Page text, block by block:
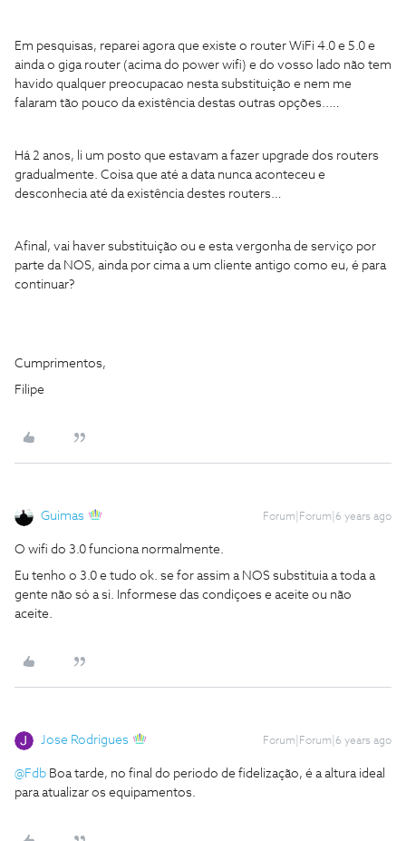
Em pesquisas, reparei agora que existe o router WiFi 4.0 e 5.0 e
ainda o giga router (acima do power wifi) e do vosso lado não tem
havido qualquer preocupacao nesta substituição e nem me
falaram tão pouco da existência destas outras opções..…
Há 2 anos, li um posto que estavam a fazer upgrade dos routers
gradualmente. Coisa que até a data nunca aconteceu e
desconhecia até da existência destes routers…
Afinal, vai haver substituição ou e esta vergonha de serviço por
parte da NOS, ainda por cima a um cliente antigo como eu, é para
continuar?
Cumprimentos,
Filipe
Guimas Forum|Forum|6 years ago
O wifi do 3.0 funciona normalmente.
Eu tenho o 3.0 e tudo ok. se for assim a NOS substituia a toda a
gente não só a si. Informese das condiçoes e aceite ou não
aceite.
Jose Rodrigues Forum|Forum|6 years ago
@Fdb Boa tarde, no final do periodo de fidelização, é a altura ideal
para atualizar os equipamentos.